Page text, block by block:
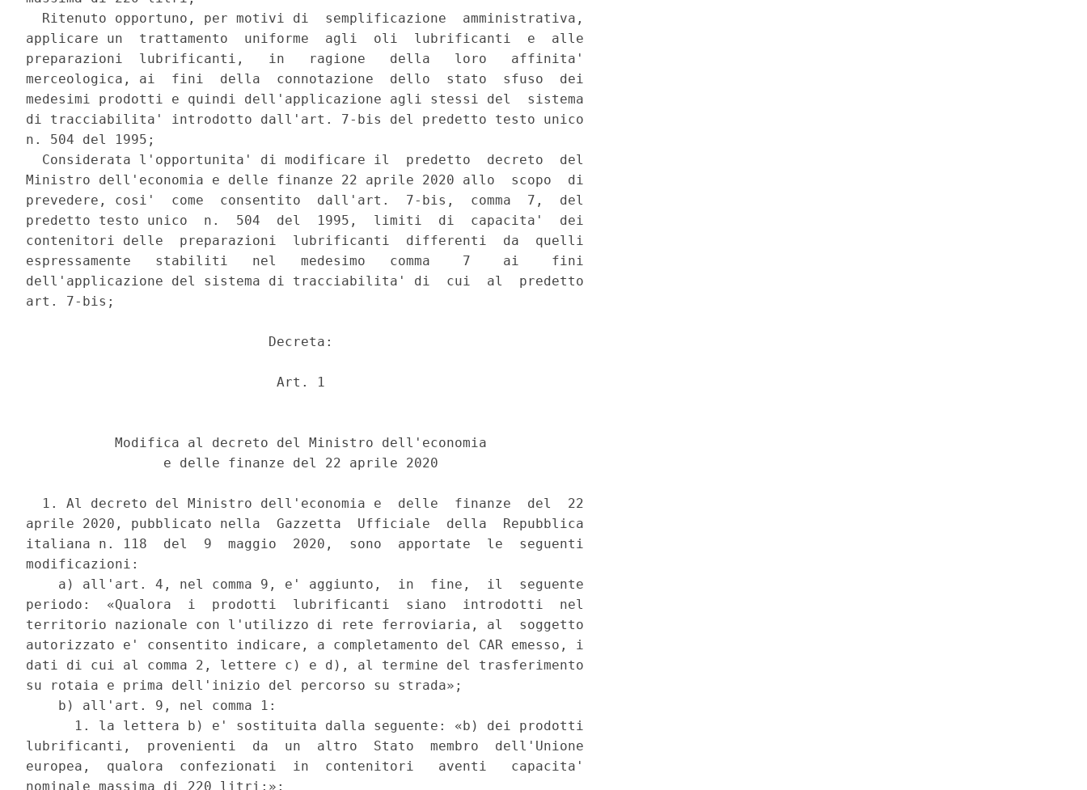
  Ritenuto opportuno, per motivi di  semplificazione  amministrativa,
applicare un  trattamento  uniforme  agli  oli  lubrificanti  e  alle
preparazioni  lubrificanti,   in   ragione   della   loro   affinita'
merceologica, ai  fini  della  connotazione  dello  stato  sfuso  dei
medesimi prodotti e quindi dell'applicazione agli stessi del  sistema
di tracciabilita' introdotto dall'art. 7-bis del predetto testo unico
n. 504 del 1995;
  Considerata l'opportunita' di modificare il  predetto  decreto  del
Ministro dell'economia e delle finanze 22 aprile 2020 allo  scopo  di
prevedere, cosi'  come  consentito  dall'art.  7-bis,  comma  7,  del
predetto testo unico  n.  504  del  1995,  limiti  di  capacita'  dei
contenitori delle  preparazioni  lubrificanti  differenti  da  quelli
espressamente   stabiliti   nel   medesimo   comma    7    ai    fini
dell'applicazione del sistema di tracciabilita' di  cui  al  predetto
art. 7-bis;
                              Decreta:
                               Art. 1
           Modifica al decreto del Ministro dell'economia
                 e delle finanze del 22 aprile 2020
  1. Al decreto del Ministro dell'economia e  delle  finanze  del  22
aprile 2020, pubblicato nella  Gazzetta  Ufficiale  della  Repubblica
italiana n. 118  del  9  maggio  2020,  sono  apportate  le  seguenti
modificazioni:
    a) all'art. 4, nel comma 9, e' aggiunto,  in  fine,  il  seguente
periodo:  «Qualora  i  prodotti  lubrificanti  siano  introdotti  nel
territorio nazionale con l'utilizzo di rete ferroviaria, al  soggetto
autorizzato e' consentito indicare, a completamento del CAR emesso, i
dati di cui al comma 2, lettere c) e d), al termine del trasferimento
su rotaia e prima dell'inizio del percorso su strada»;
    b) all'art. 9, nel comma 1:
      1. la lettera b) e' sostituita dalla seguente: «b) dei prodotti
lubrificanti,  provenienti  da  un  altro  Stato  membro  dell'Unione
europea,  qualora  confezionati  in  contenitori   aventi   capacita'
nominale massima di 220 litri;»;